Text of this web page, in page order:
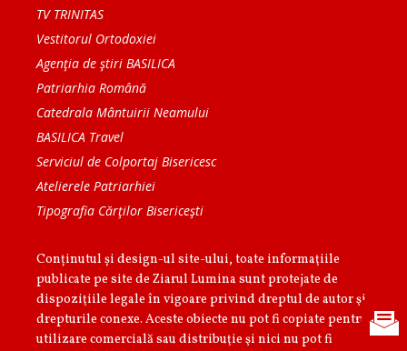
TV TRINITAS
Vestitorul Ortodoxiei
Agenţia de ştiri BASILICA
Patriarhia Română
Catedrala Mântuirii Neamului
BASILICA Travel
Serviciul de Colportaj Bisericesc
Atelierele Patriarhiei
Tipografia Cărţilor Bisericeşti
Conținutul și design-ul site-ului, toate informaţiile
publicate pe site de Ziarul Lumina sunt protejate de
dispoziţiile legale în vigoare privind dreptul de autor şi
drepturile conexe. Aceste obiecte nu pot fi copiate pentru
utilizare comercială sau distribuţie şi nici nu pot fi